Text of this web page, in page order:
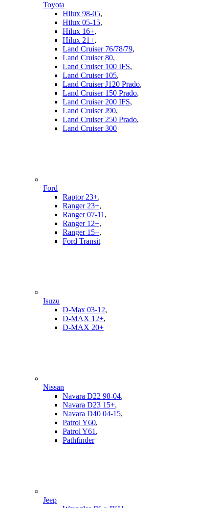
Toyota
Hilux 98-05,
Hilux 05-15,
Hilux 16+,
Hilux 21+,
Land Cruiser 76/78/79,
Land Cruiser 80,
Land Cruiser 100 IFS,
Land Cruiser 105,
Land Cruiser J120 Prado,
Land Cruiser 150 Prado,
Land Cruiser 200 IFS,
Land Cruiser J90,
Land Cruiser 250 Prado,
Land Cruiser 300
Ford
Raptor 23+,
Ranger 23+,
Ranger 07-11,
Ranger 12+,
Ranger 15+,
Ford Transit
Isuzu
D-Max 03-12,
D-MAX 12+,
D-MAX 20+
Nissan
Navara D22 98-04,
Navara D23 15+,
Navara D40 04-15,
Patrol Y60,
Patrol Y61,
Pathfinder
Jeep